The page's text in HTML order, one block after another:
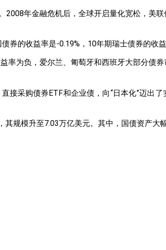
年金融危机后，全球开启量化宽松，美
券的收益率是-0.19%，10年期瑞士债券的收益
率为负，爱尔兰、匍萄牙和西班牙大部分债
接采购债券ETF和企业债，向“日本化”迈出
规模升至7.03万亿美元。其中，国债资产大幅